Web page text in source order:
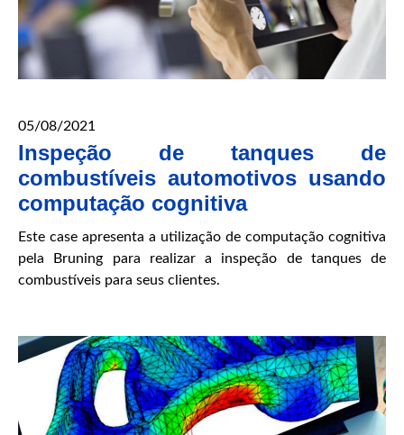
05/08/2021
Inspeção de tanques de
combustíveis automotivos usando
computação cognitiva
Este case apresenta a utilização de computação cognitiva
pela Bruning para realizar a inspeção de tanques de
combustíveis para seus clientes.